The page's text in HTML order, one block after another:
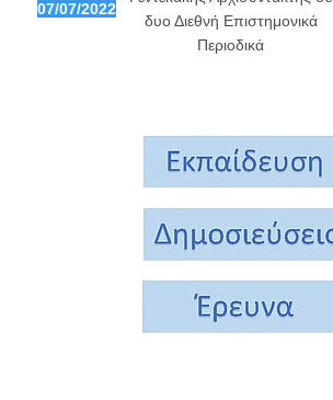
07/07/2022
δυο Διεθνή Επιστημονικά
Περιοδικά